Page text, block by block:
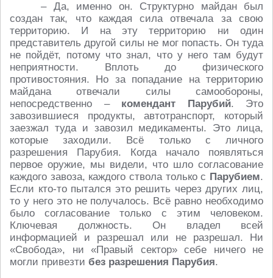
– Да, именно он. Структурно майдан был
создан так, что каждая сила отвечала за свою
территорию. И на эту территорию ни один
представитель другой силы не мог попасть. Он туда
не пойдёт, потому что знал, что у него там будут
неприятности. Вплоть до физического
противостояния. Но за попадание на территорию
майдана отвечали силы самообороны,
непосредственно – комендант Парубий. Это
завозившиеся продукты, автотранспорт, который
заезжал туда и завозил медикаменты. Это лица,
которые заходили. Всё только с личного
разрешения Парубия. Когда начало появляться
первое оружие, мы видели, что шло согласование
каждого завоза, каждого ствола только с Парубием.
Если кто-то пытался это решить через других лиц,
то у него это не получалось. Всё равно необходимо
было согласование только с этим человеком.
Ключевая должность. Он владел всей
информацией и разрешал или не разрешал. Ни
«Свобода», ни «Правый сектор» себе ничего не
могли привезти без разрешения Парубия.